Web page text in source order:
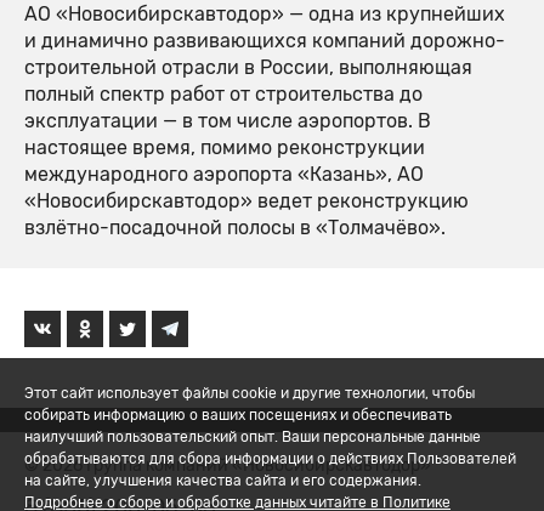
АО «Новосибирскавтодор» — одна из крупнейших
и динамично развивающихся компаний дорожно-
строительной отрасли в России, выполняющая
полный спектр работ от строительства до
эксплуатации — в том числе аэропортов. В
настоящее время, помимо реконструкции
международного аэропорта «Казань», АО
«Новосибирскавтодор» ведет реконструкцию
взлётно-посадочной полосы в «Толмачёво».
© 2026 Группа компаний «Новосибирскавтодор»
Этот сайт использует файлы cookie и другие технологии, чтобы
собирать информацию о ваших посещениях и обеспечивать
наилучший пользовательский опыт. Ваши персональные данные
обрабатываются для сбора информации о действиях Пользователей
на сайте, улучшения качества сайта и его содержания.
Подробнее о сборе и обработке данных читайте в Политике